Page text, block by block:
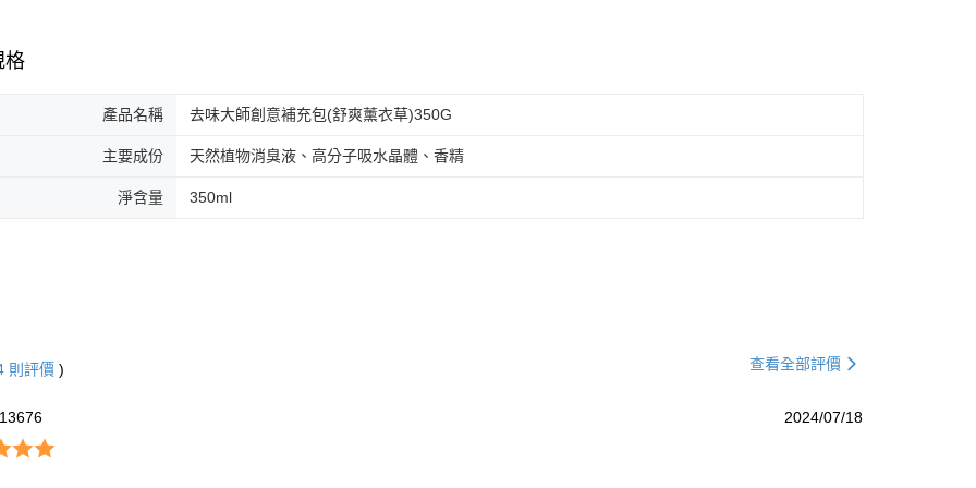
格
產品名稱 去味大師創意補充包(舒爽薰衣草)350G
主要成份 天然植物消臭液、高分子吸水晶體、香精
淨含量 350ml
則評價 ) 查看全部評價
2024/07/18